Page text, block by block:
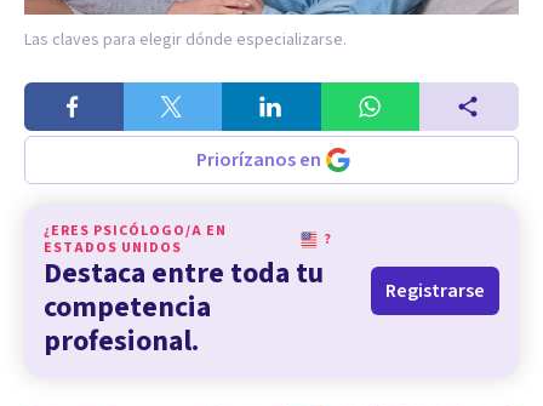
Las claves para elegir dónde especializarse.
Priorízanos en
¿ERES PSICÓLOGO/A EN
ESTADOS UNIDOS
?
Destaca entre toda tu
competencia
profesional.
Registrarse